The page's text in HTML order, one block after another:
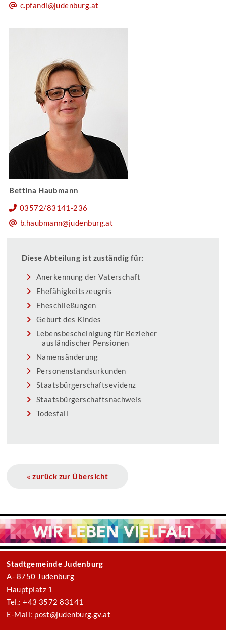
c.pfandl@judenburg.at
Bettina Haubmann
03572/83141-236
b.haubmann@judenburg.at
Diese Abteilung ist zuständig für:
Anerkennung der Vaterschaft
Ehefähigkeitszeugnis
Eheschließungen
Geburt des Kindes
Lebensbescheinigung für Bezieher
ausländischer Pensionen
Namensänderung
Personenstandsurkunden
Staatsbürgerschaftsevidenz
Staatsbürgerschaftsnachweis
Todesfall
« zurück zur Übersicht
Stadtgemeinde Judenburg
A- 8750 Judenburg
Hauptplatz 1
Tel.: +43 3572 83141
E-Mail: post@judenburg.gv.at